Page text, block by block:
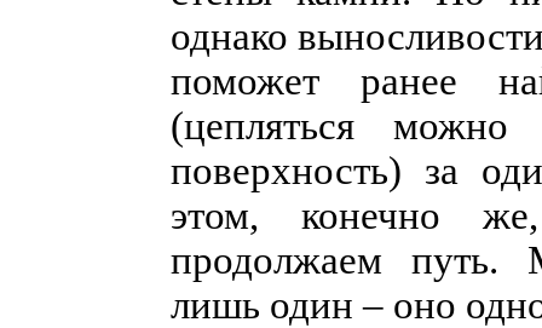
однако
поможет ранее
(цепляться
поверхность) за
этом, конечно
продолжаем путь.
лишь один – оно